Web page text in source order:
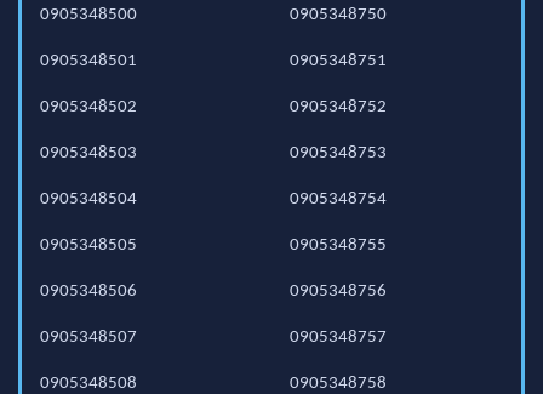
0905348500
0905348501
0905348502
0905348503
0905348504
0905348505
0905348506
0905348507
0905348508
0905348750
0905348751
0905348752
0905348753
0905348754
0905348755
0905348756
0905348757
0905348758